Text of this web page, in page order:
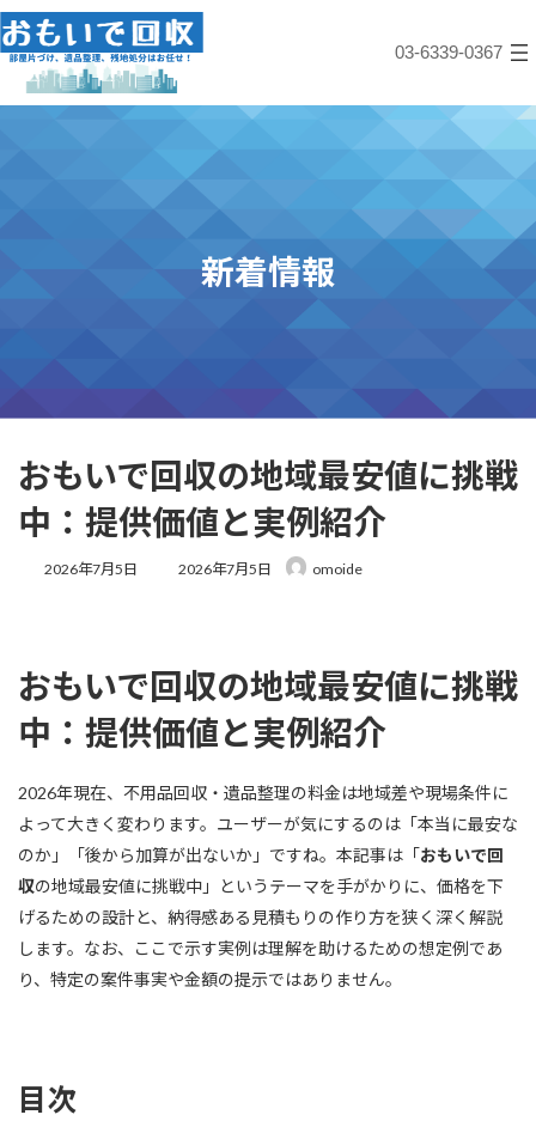
コ
ン
テ
ツ
ナ
ビ
ゲ
シ
03-6339-0367
新着情報
おもいで回収の地域最安値に挑戦
中：提供価値と実例紹介
2026年7月5日
最
時
2026年7月5日 omoide
おもいで回収の地域最安値に挑戦
中：提供価値と実例紹介
2026年現在、不用品回収・遺品整理の料金は地域差や現場条件に
よって大きく変わります。ユーザーが気にするのは「本当に最安な
のか」「後から加算が出ないか」ですね。本記事は「おもいで回
収の地域最安値に挑戦中」というテーマを手がかりに、価格を下
げるための設計と、納得感ある見積もりの作り方を狭く深く解説
します。なお、ここで示す実例は理解を助けるための想定例であ
り、特定の案件事実や金額の提示ではありません。
目次